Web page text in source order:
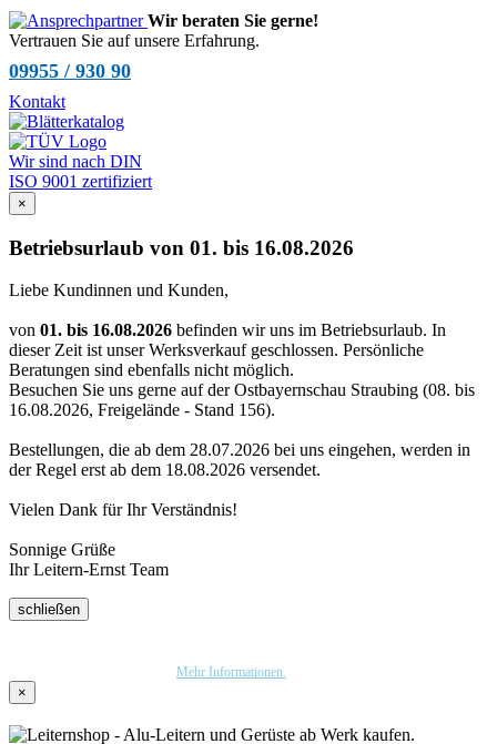
Wir beraten Sie gerne!
Vertrauen Sie auf unsere Erfahrung.
09955 / 930 90
Kontakt
Wir sind nach DIN
ISO 9001 zertifiziert
×
Betriebsurlaub von 01. bis 16.08.2026
Liebe Kundinnen und Kunden,
von 01. bis 16.08.2026 befinden wir uns im Betriebsurlaub. In
dieser Zeit ist unser Werksverkauf geschlossen. Persönliche
Beratungen sind ebenfalls nicht möglich.
Besuchen Sie uns gerne auf der Ostbayernschau Straubing (08. bis
16.08.2026, Freigelände - Stand 156).
Bestellungen, die ab dem 28.07.2026 bei uns eingehen, werden in
der Regel erst ab dem 18.08.2026 versendet.
Vielen Dank für Ihr Verständnis!
Sonnige Grüße
Ihr Leitern-Ernst Team
schließen
Mehr Informationen.
×